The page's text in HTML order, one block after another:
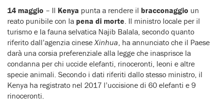
14 maggio – Il Kenya punta a rendere il bracconaggio un
reato punibile con la pena di morte . Il ministro locale per il
turismo e la fauna selvatica Najib Balala, secondo quanto
riferito dall’agenzia cinese Xinhua , ha annunciato che il Paese
darà una corsia preferenziale alla legge che inasprisce la
condanna per chi uccide elefanti, rinoceronti, leoni e altre
specie animali. Secondo i dati riferiti dallo stesso ministro, il
Kenya ha registrato nel 2017 l’uccisione di 60 elefanti e 9
rinoceronti.